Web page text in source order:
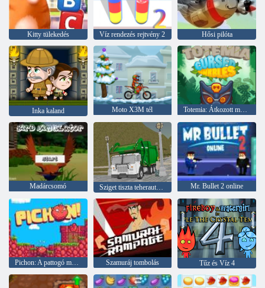
Kitty tülekedés Víz rendezés rejtvény 2 Hősi pilóta
Inka kaland Moto X3M tél Totemia: Átkozott márványok
Madárcsomó Sziget tiszta teherautó szemetet Sim Mr. Bullet 2 online
Pichon: A pattogó madár Szamuráj tombolás Tűz és Víz 4